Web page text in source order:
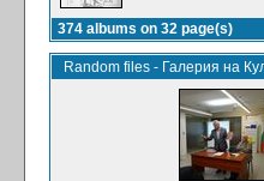
374 albums on 32 page(s)
Random files - Галерия на